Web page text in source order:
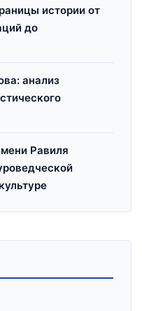
истории от
до
анализ
Равиля